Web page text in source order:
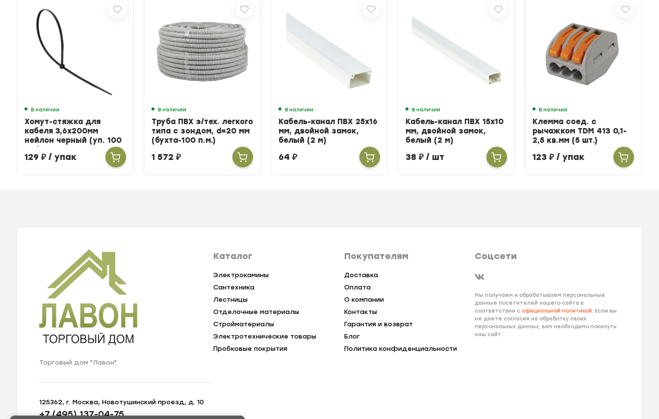
В наличии
Хомут-стяжка для
кабеля 3,6х200мм
нейлон черный (уп. 100
шт.)
129₽ / упак
В наличии
Труба ПВХ э/тех. легкого
типа с зондом, d=20 мм
(бухта-100 п.м.)
1 572₽
В наличии
Кабель-канал ПВХ 25х16
мм, двойной замок,
белый (2 м)
64₽
В наличии
Кабель-канал ПВХ 15х10
мм, двойной замок,
белый (2 м)
38₽ / шт
В наличии
Клемма соед. с
рычажком TDM 413 0,1-
2,5 кв.мм (5 шт.)
123₽ / упак
Торговый дом "Лавон"
125362, г. Москва, Новотушинский проезд, д. 10
+7 (495) 137-04-75
Каталог
Электрокамины
Сантехника
Лестницы
Отделочные материалы
Стройматериалы
Электротехнические товары
Пробковые покрытия
Покупателям
Доставка
Оплата
О компании
Контакты
Гарантия и возврат
Блог
Политика конфиденциальности
Соцсети
Мы получаем и обрабатываем персональные
данные посетителей нашего сайта в
соответствии с официальной политикой. Если вы
не даете согласия на обработку своих
персональных данных, вам необходимо покинуть
наш сайт.